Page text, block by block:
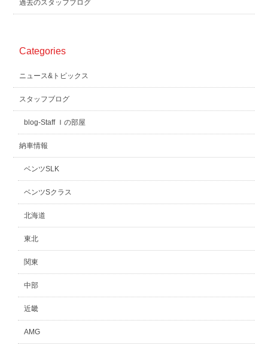
過去のスタッフブログ
Categories
ニュース&トピックス
スタッフブログ
blog-Staff Ｉの部屋
納車情報
ベンツSLK
ベンツSクラス
北海道
東北
関東
中部
近畿
AMG